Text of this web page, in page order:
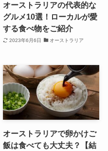
オーストラリアの代表的な
グルメ10選！ローカルが愛
する食べ物をご紹介
2023年6月6日 オーストラリア
オーストラリアで卵かけご
飯は食べても大丈夫？【結